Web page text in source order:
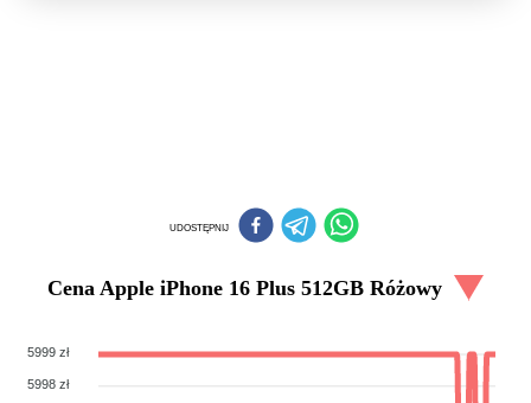
UDOSTĘPNIJ
Cena Apple iPhone 16 Plus 512GB Różowy
5999 zł
5998 zł